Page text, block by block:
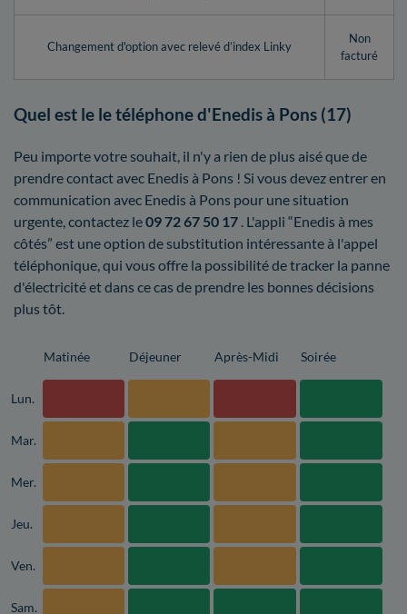
Changement d'option avec relevé d’index Linky
Non
facturé
Quel est le le téléphone d'Enedis à Pons (17)
Peu importe votre souhait, il n'y a rien de plus aisé que de
prendre contact avec Enedis à Pons ! Si vous devez entrer en
communication avec Enedis à Pons pour une situation
urgente, contactez le09 72 67 50 17 . L'appli “Enedis à mes
côtés” est une option de substitution intéressante à l'appel
téléphonique, qui vous offre la possibilité de tracker la panne
d'électricité et dans ce cas de prendre les bonnes décisions
plus tôt.
Matinée Déjeuner Après-Midi Soirée
Lun.
Mar.
Mer.
Jeu.
Ven.
Sam.